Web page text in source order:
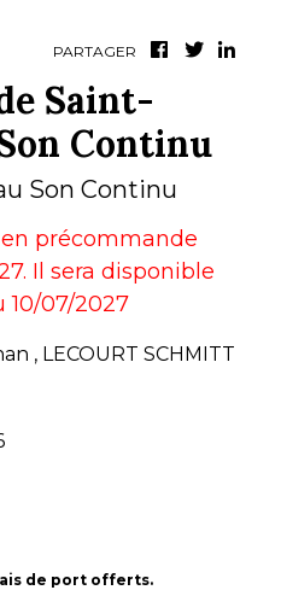
Saint-
Continu
Son Continu
précommande
Il sera disponible
10/07/2027
, LECOURT SCHMITT
PARTAGER
de port offerts.